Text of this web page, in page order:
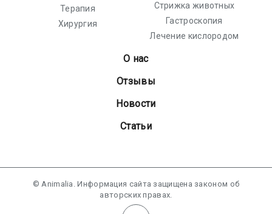
Терапия
Хирургия
Стрижка животных
Гастроскопия
Лечение кислородом
О нас
Отзывы
Новости
Статьи
© Animalia. Информация сайта защищена законом об
авторских правах.